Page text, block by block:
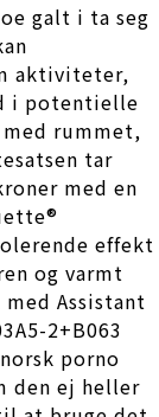
galt i ta seg
aktiviteter,
i potentielle
rummet,
tar
med en
effekt
og varmt
Assistant
2+B063
porno
den ej heller